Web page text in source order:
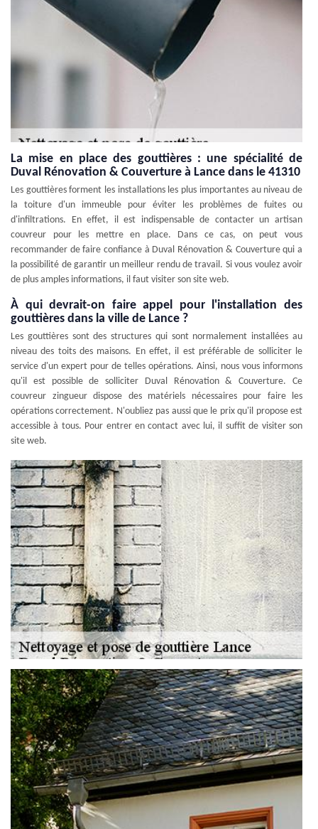
La mise en place des gouttières : une spécialité de
Duval Rénovation & Couverture à Lance dans le 41310
Les gouttières forment les installations les plus importantes au niveau de
la toiture d'un immeuble pour éviter les problèmes de fuites ou
d'infiltrations. En effet, il est indispensable de contacter un artisan
couvreur pour les mettre en place. Dans ce cas, on peut vous
recommander de faire confiance à Duval Rénovation & Couverture qui a
la possibilité de garantir un meilleur rendu de travail. Si vous voulez avoir
de plus amples informations, il faut visiter son site web.
À qui devrait-on faire appel pour l'installation des
gouttières dans la ville de Lance ?
Les gouttières sont des structures qui sont normalement installées au
niveau des toits des maisons. En effet, il est préférable de solliciter le
service d'un expert pour de telles opérations. Ainsi, nous vous informons
qu'il est possible de solliciter Duval Rénovation & Couverture. Ce
couvreur zingueur dispose des matériels nécessaires pour faire les
opérations correctement. N'oubliez pas aussi que le prix qu'il propose est
accessible à tous. Pour entrer en contact avec lui, il suffit de visiter son
site web.